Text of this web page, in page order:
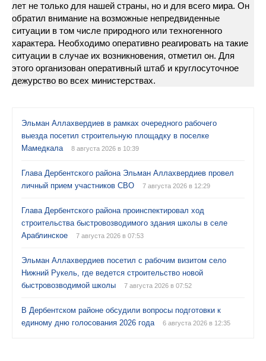
лет не только для нашей страны, но и для всего мира. Он
обратил внимание на возможные непредвиденные
ситуации в том числе природного или техногенного
характера. Необходимо оперативно реагировать на такие
ситуации в случае их возникновения, отметил он. Для
этого организован оперативный штаб и круглосуточное
дежурство во всех министерствах.
Эльман Аллахвердиев в рамках очередного рабочего
выезда посетил строительную площадку в поселке
Мамедкала
8 августа 2026 в 10:39
Глава Дербентского района Эльман Аллахвердиев провел
личный прием участников СВО
7 августа 2026 в 12:29
Глава Дербентского района проинспектировал ход
строительства быстровозводимого здания школы в селе
Араблинское
7 августа 2026 в 07:53
Эльман Аллахвердиев посетил с рабочим визитом село
Нижний Рукель, где ведется строительство новой
быстровозводимой школы
7 августа 2026 в 07:52
В Дербентском районе обсудили вопросы подготовки к
единому дню голосования 2026 года
6 августа 2026 в 12:35